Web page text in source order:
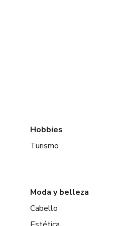
Hobbies
Turismo
Moda y belleza
Cabello